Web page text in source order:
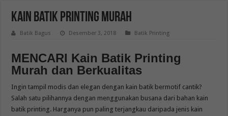
Kain Batik Printing Murah
Batik Bagus Desember 3, 2018 Batik Printing
MENCARI Kain Batik Printing
Murah dan Berkualitas
Ingin tampil modis dan elegan dengan kain batik bermotif cantik?
Salah satu pilihannya dengan menggunakan busana dari bahan kain
batik printing. Harganya pun paling terjangkau daripada jenis kain